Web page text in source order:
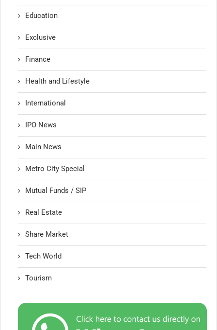
Education
Exclusive
Finance
Health and Lifestyle
International
IPO News
Main News
Metro City Special
Mutual Funds / SIP
Real Estate
Share Market
Tech World
Tourism